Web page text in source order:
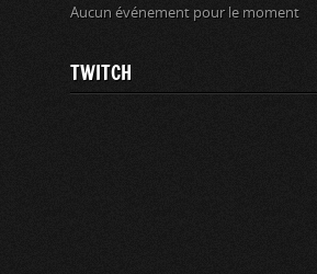
Aucun événement pour le moment
TWITCH